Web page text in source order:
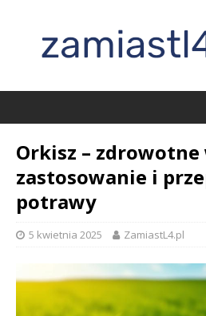
Orkisz – zdrowotne
zastosowanie i
potrawy
5 kwietnia 2025 ZamiastL4.pl